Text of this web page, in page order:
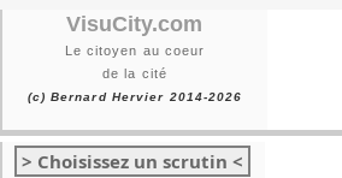
VisuCity.com
Le citoyen au coeur
de la cité
(c) Bernard Hervier 2014-2026
> Choisissez un scrutin <